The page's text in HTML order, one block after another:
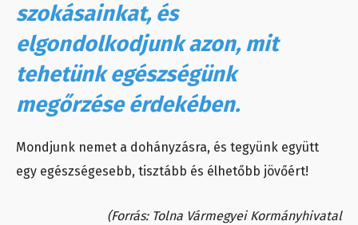
szokásainkat, és
elgondolkodjunk azon, mit
tehetünk egészségünk
megőrzése érdekében.
Mondjunk nemet a dohányzásra, és tegyünk együtt
egy egészségesebb, tisztább és élhetőbb jövőért!
(Forrás: Tolna Vármegyei Kormányhivatal